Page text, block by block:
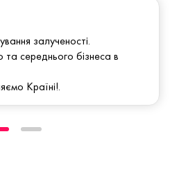
залученості.
середнього бізнеса в
Країні!.